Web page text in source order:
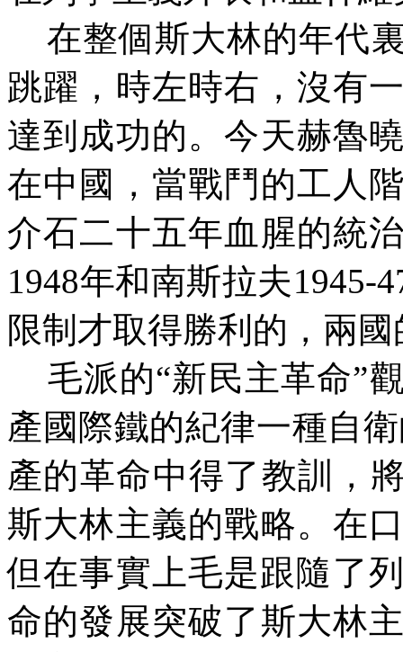
在整個斯大林的年代
跳躍，時左時右，沒有
達到成功的。今天赫魯
在中國，當戰鬥的工人
介石二十五年血腥的統
1948年和南斯拉夫1945-
限制才取得勝利的，兩
毛派的“新民主革命”
產國際鐵的紀律一種自
產的革命中得了教訓，
斯大林主義的戰略。在
但在事實上毛是跟隨了
命的發展突破了斯大林